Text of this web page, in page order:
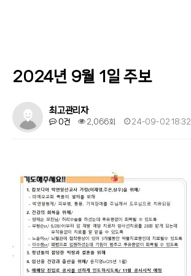
2024년 9월 1일 주보
최고관리자
0건 2,066회 24-09-02 18:32